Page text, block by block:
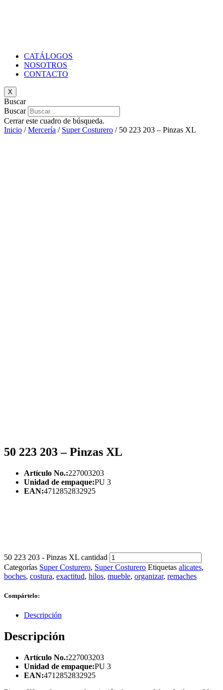
CATÁLOGOS
NOSOTROS
CONTACTO
X
Buscar
Buscar
Cerrar este cuadro de búsqueda.
Inicio /Mercería / Super Costurero / 50 223 203 – Pinzas XL
50 223 203 – Pinzas XL
Artículo No.:227003203
Unidad de empaque:PU 3
EAN:4712852832925
50 223 203 - Pinzas XL cantidad
Categorías Super Costurero, Super Costurero Etiquetas alicates,
boches, costura, exactitud, hilos, mueble, organizar, remaches
Compártelo:
Descripción
Descripción
Artículo No.:227003203
Unidad de empaque:PU 3
EAN:4712852832925